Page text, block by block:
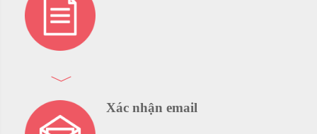
Xác nhận email